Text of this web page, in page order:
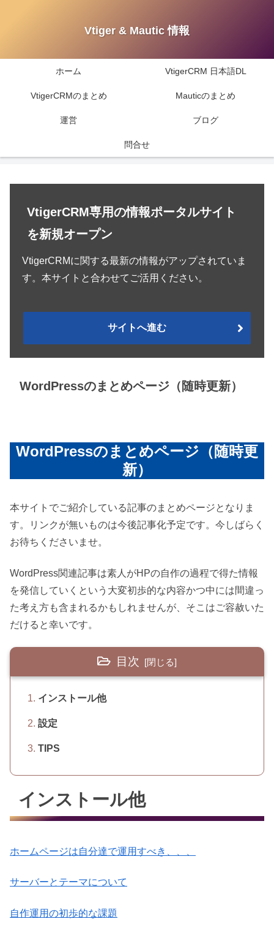
Vtiger & Mautic 情報
ホーム VtigerCRM 日本語DL
VtigerCRMのまとめ Mauticのまとめ
運営 ブログ
問合せ
VtigerCRM専用の情報ポータルサイト
を新規オープン
VtigerCRMに関する最新の情報がアップされていま
す。本サイトと合わせてご活用ください。
サイトへ進む
WordPressのまとめページ（随時更新）
WordPressのまとめページ（随時更
新）
本サイトでご紹介している記事のまとめページとなりま
す。リンクが無いものは今後記事化予定です。今しばらく
お待ちくださいませ。
WordPress関連記事は素人がHPの自作の過程で得た情報
を発信していくという大変初歩的な内容かつ中には間違っ
た考え方も含まれるかもしれませんが、そこはご容赦いた
だけると幸いです。
目次
インストール他
設定
TIPS
インストール他
ホームページは自分達で運用すべき、、、
サーバーとテーマについて
自作運用の初歩的な課題